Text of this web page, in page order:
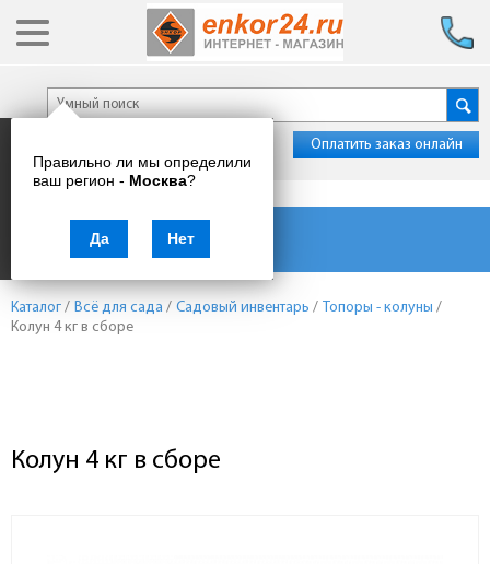
Правильно ли мы определили
ваш регион - Москва?
Да Нет
Оплатить заказ онлайн
Каталог товаров
Каталог / Всё для сада / Садовый инвентарь / Топоры - колуны /
Колун 4 кг в сборе
Колун 4 кг в сборе